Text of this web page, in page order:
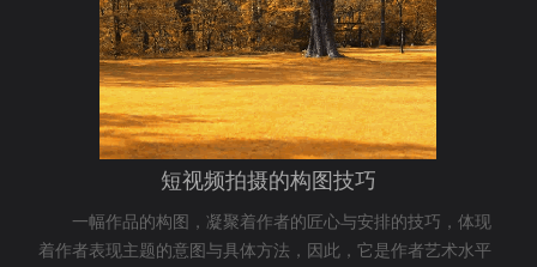
短视频拍摄的构图技巧
一幅作品的构图，凝聚着作者的匠心与安排的技巧，体现
着作者表现主题的意图与具体方法，因此，它是作者艺术水平